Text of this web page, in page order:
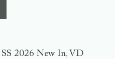
SS 2026 New In, VD